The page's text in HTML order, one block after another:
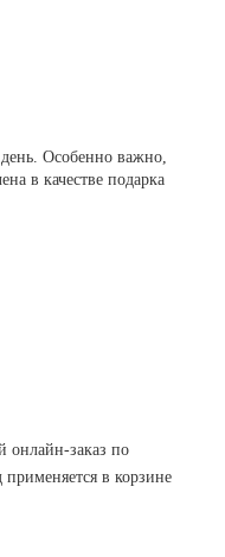
Особенно важно,
в качестве подарка
онлайн-заказ по
в корзине